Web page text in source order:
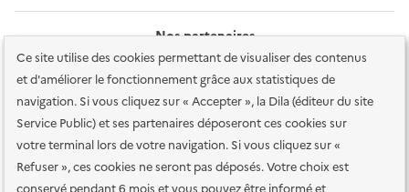
Ce site utilise des cookies permettant de visualiser des contenus
et d'améliorer le fonctionnement grâce aux statistiques de
navigation. Si vous cliquez sur « Accepter », la Dila (éditeur du site
Service Public) et ses partenaires déposeront ces cookies sur
votre terminal lors de votre navigation. Si vous cliquez sur «
Refuser », ces cookies ne seront pas déposés. Votre choix est
Nos partenaires
Plan du site Accessibilité : totalement conforme
Accessibilité des
services en ligne Mentions légales Données personnelles et sécurité